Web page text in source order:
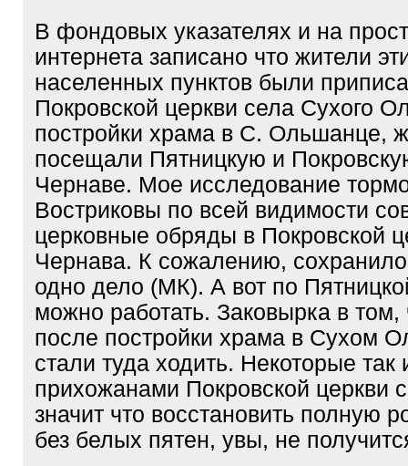
В фондовых указателях и на
интернета записано что жители
населенных пунктов были
Покровской церкви села Сухого
постройки храма в С. Ольшанце,
посещали Пятницкую и
Чернаве. Мое исследование
Востриковы по всей видимости
церковные обряды в Покровской
Чернава. К сожалению,
одно дело (МК). А вот по
можно работать. Заковырка в том,
после постройки храма в Сухом
стали туда ходить. Некоторые так
прихожанами Покровской церкви
значит что восстановить полную
без белых пятен, увы, не